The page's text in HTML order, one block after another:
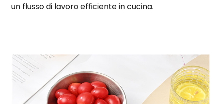
un flusso di lavoro efficiente in cucina.